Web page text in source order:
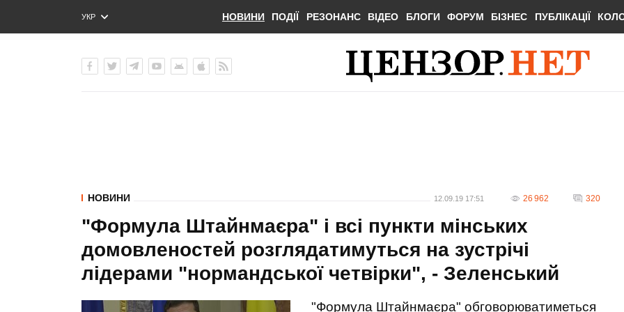
УКР
ENG
НОВИНИ ПОДІЇ РЕЗОНАНС ВІДЕО БЛОГИ ФОРУМ БІЗНЕС ПУБЛІКАЦІЇ
НОВИНИ 12.09.19 17:51 26 962 320
"Формула Штайнмаєра" і всі пункти мінських
домовленостей розглядатимуться на зустрічі
лідерами "нормандської четвірки", - Зеленський
"Формула Штайнмаєра" обговорюватиметься